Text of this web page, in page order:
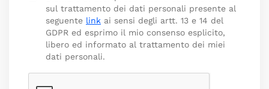
sul trattamento dei dati personali presente al
seguente link ai sensi degli artt. 13 e 14 del
GDPR ed esprimo il mio consenso esplicito,
libero ed informato al trattamento dei miei
dati personali.